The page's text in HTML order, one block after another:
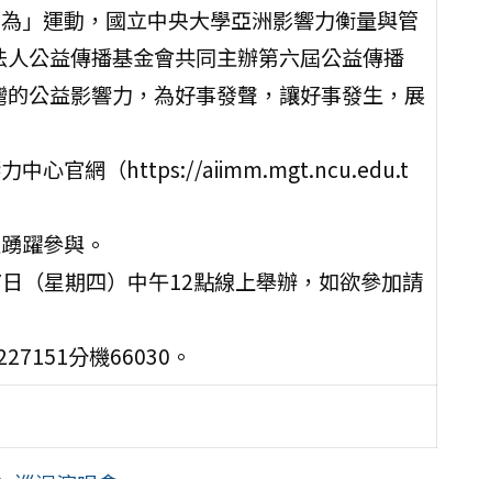
運動，國立中央大學亞洲影響力衡量與管
公益傳播基金會共同主辦第六屆公益傳播
公益影響力，為好事發聲，讓好事發生，展
中心官網（https://aiimm.mgt.ncu.edu.t
躍參與。
星期四）中午12點線上舉辦，如欲參加請
分機66030。